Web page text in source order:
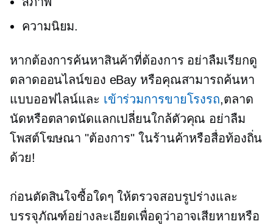
ความนิยม.
หากต้องการค้นหาสินค้าที่ต้องการ อย่าลืมเรียกดู
ตลาดออนไลน์ของ eBay หรือคุณสามารถค้นหา
แบบออฟไลน์และ เข้าร่วมการขายโรงรถ,ตลาด
นัดหรือตลาดนัดแลกเปลี่ยนใกล้ตัวคุณ อย่าลืม
โพสต์โฆษณา "ต้องการ" ในร้านค้าหรือสื่อท้องถิ่น
ด้วย!
ก่อนตัดสินใจซื้อใดๆ ให้ตรวจสอบรูปร่างและ
บรรจุภัณฑ์อย่างละเอียดเพื่อดูว่าอาจเสียหายหรือ